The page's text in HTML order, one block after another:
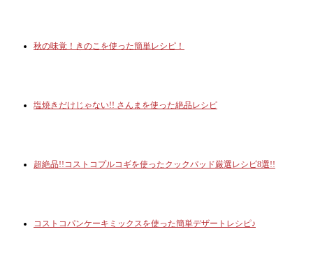
秋の味覚！きのこを使った簡単レシピ！
塩焼きだけじゃない!! さんまを使った絶品レシピ
超絶品!!コストコプルコギを使ったクックパッド厳選レシピ8選!!
コストコパンケーキミックスを使った簡単デザートレシピ♪